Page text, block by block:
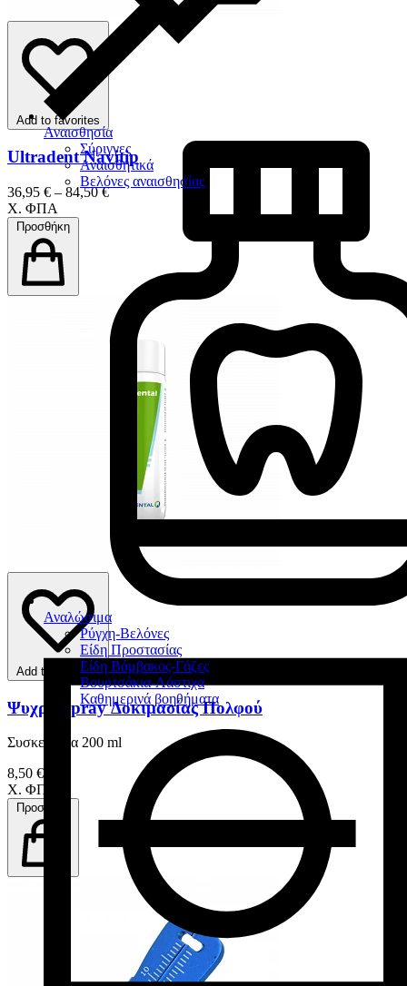
Αναισθησία
Σύριγγες
Αναισθητικά
Βελόνες αναισθησίας
Αναλώσιμα
Ρύγχη-Βελόνες
Είδη Προστασίας
Είδη Βάμβακος-Γάζες
Βουρτσάκια-Λάστιχα
Καθημερινά βοηθήματα
Add to favorites
Ultradent Navitip
36,95 € – 84,50 €
Χ. ΦΠΑ
Προσθήκη
Add to favorites
Ψυχρό Spray Δοκιμασίας Πολφού
Συσκευασία 200 ml
8,50 €
Χ. ΦΠΑ
Προσθήκη